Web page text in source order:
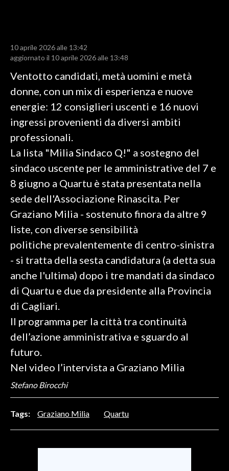
RISULTATI E CLASSIFICHE
CALCIO REGIONALE
BASKET
VOLLEY
MOTORI
TENNIS
ALTRI SPORT
CULTURA
GOSSIP
SALUTE
SARDEGNA TURISMO
SARDI NEL MONDO
NOTIZIE
EVENTI
3 MINUTI CON
INSULARITÀ
10 aprile 2026 alle 13:42
aggiornato il 10 aprile 2026 alle 13:48
Ventotto candidati, metà uomini e metà
donne, con un mix di esperienza e nuove
energie: 12 consiglieri uscenti e 16 nuovi
ingressi provenienti da diversi ambiti
professionali.
La lista "Milia Sindaco Q!" a sostegno del
sindaco uscente per le amministrative del 7 e
8 giugno a Quartu è stata presentata nella
sede dell'Associazione Rinascita. Per
Graziano Milia - sostenuto finora da altre 9
liste, con diverse sensibilità
politiche prevalentemente di centro-sinistra
- si tratta della sesta candidatura (a detta sua
anche l'ultima) dopo i tre mandati da sindaco
di Quartu e due da presidente alla Provincia
di Cagliari.
Il programma per la città tra continuità
dell’azione amministrativa e sguardo al
futuro.
Nel video l’intervista a Graziano Milia
Stefano Birocchi
Tags: Graziano Milia Quartu